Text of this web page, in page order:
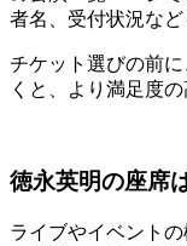
者名、受付状況など
チケット選びの前
くと、より満足度
徳永英明の座席
ライブやイベント